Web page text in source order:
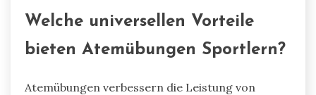
Welche universellen Vorteile
bieten Atemübungen Sportlern?
Atemübungen verbessern die Leistung von